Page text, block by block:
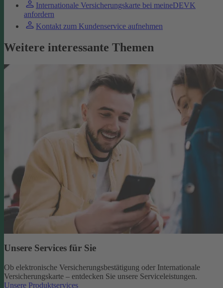
Internationale Versicherungskarte bei meineDEVK
anfordern
Kontakt zum Kundenservice aufnehmen
Weitere interessante Themen
Unsere Services für Sie
Ob elektronische Versicherungsbestätigung oder Internationale
Versicherungskarte – entdecken Sie unsere Serviceleistungen.
Unsere Produktservices